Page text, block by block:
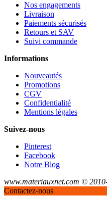
Nos engagements
Livraison
Paiements sécurisés
Retours et SAV
Suivi commande
Informations
Nouveautés
Promotions
CGV
Confidentialité
Mentions légales
Suivez-nous
Pinterest
Facebook
Notre Blog
www.materiauxnet.com ©
Contactez-nous